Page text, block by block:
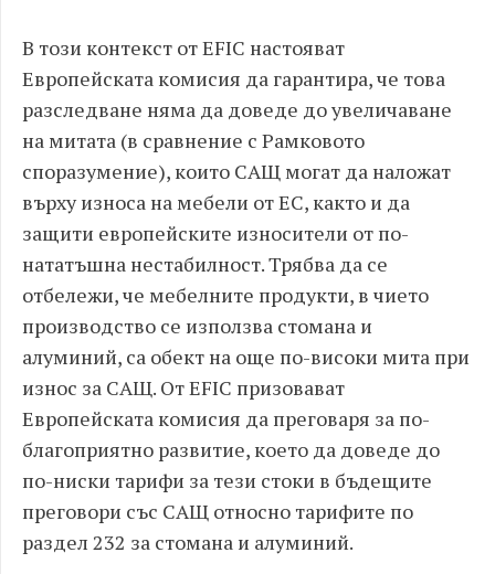
В този контекст от EFIC настояват
Европейската комисия да гарантира, че това
разследване няма да доведе до увеличаване
на митата (в сравнение с Рамковото
споразумение), които САЩ могат да наложат
върху износа на мебели от ЕС, както и да
защити европейските износители от по-
нататъшна нестабилност. Трябва да се
отбележи, че мебелните продукти, в чието
производство се използва стомана и
алуминий, са обект на още по-високи мита при
износ за САЩ. От ЕFIC призовават
Европейската комисия да преговаря за по-
благоприятно развитие, което да доведе до
по-ниски тарифи за тези стоки в бъдещите
преговори със САЩ относно тарифите по
раздел 232 за стомана и алуминий.